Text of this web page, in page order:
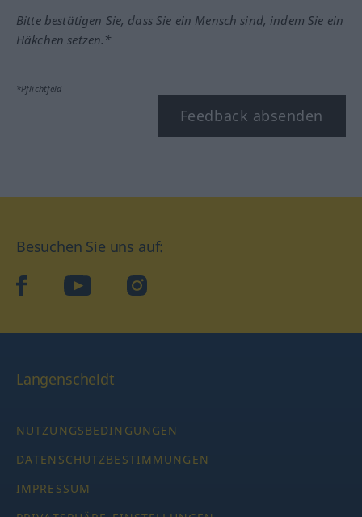
Bitte bestätigen Sie, dass Sie ein Mensch sind, indem Sie ein
Häkchen setzen.*
*Pflichtfeld
Feedback absenden
Besuchen Sie uns auf:
facebookYouTube Instagram
Langenscheidt
NUTZUNGSBEDINGUNGEN
DATENSCHUTZBESTIMMUNGEN
IMPRESSUM